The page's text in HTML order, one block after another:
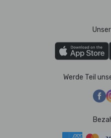
Werde Teil